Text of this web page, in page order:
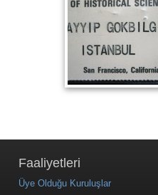
Faaliyetleri
Üye Olduğu Kuruluşlar